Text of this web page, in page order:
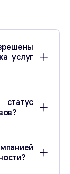
услуг